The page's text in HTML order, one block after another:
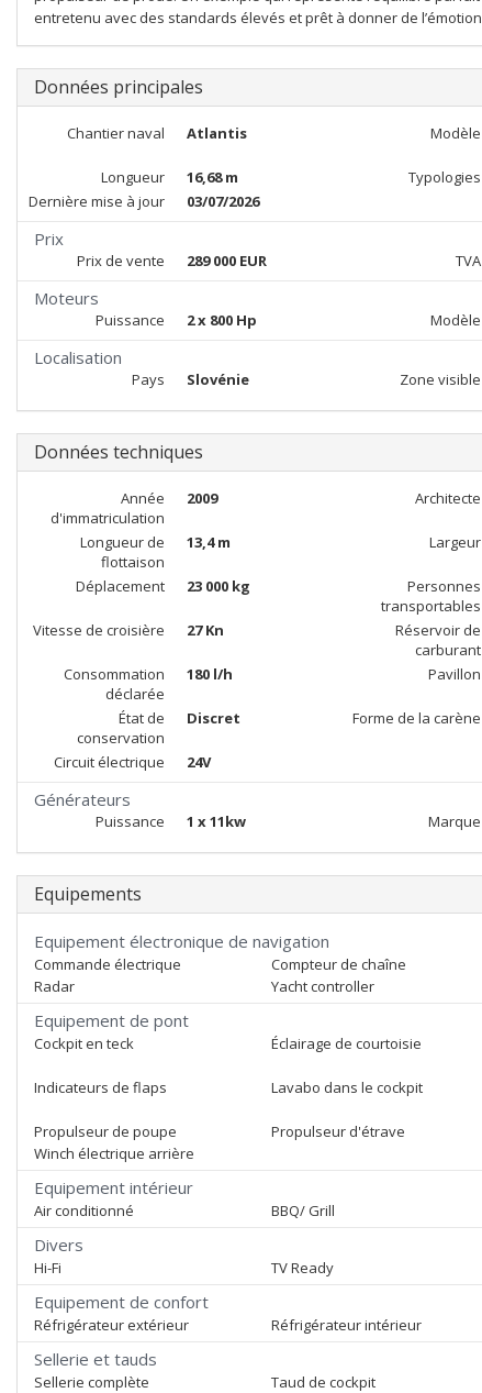
entretenu avec des standards élevés et prêt à donner de
Données principales
Chantier naval Atlantis Modèle
Longueur 16,68 m Typologies
Dernière mise à jour
03/07/2026
Prix
Prix de vente 289 000 EUR TVA
Moteurs
Puissance 2 x 800 Hp Modèle
Localisation
Pays Slovénie Zone visible
Données techniques
Année
d'immatriculation
2009 Architecte
Longueur de
flottaison
13,4 m Largeur
Déplacement 23 000 kg
Personnes
transportables
Vitesse de croisière 27 Kn
Réservoir de
carburant
Consommation
déclarée
180 l/h Pavillon
État de
conservation
Discret Forme de la carène
Circuit électrique 24V
Générateurs
Puissance 1 x 11kw Marque
Equipements
Equipement électronique de navigation
Commande électrique Compteur de chaîne
Radar
Yacht controller
Equipement de pont
Cockpit en teck Éclairage de courtoisie
Indicateurs de flaps
Lavabo dans le cockpit
Propulseur de poupe
Propulseur d'étrave
Winch électrique arrière
Equipement intérieur
Air conditionné BBQ/ Grill
Divers
Hi-Fi TV Ready
Equipement de confort
Réfrigérateur extérieur Réfrigérateur intérieur
Sellerie et tauds
Sellerie complète Taud de cockpit